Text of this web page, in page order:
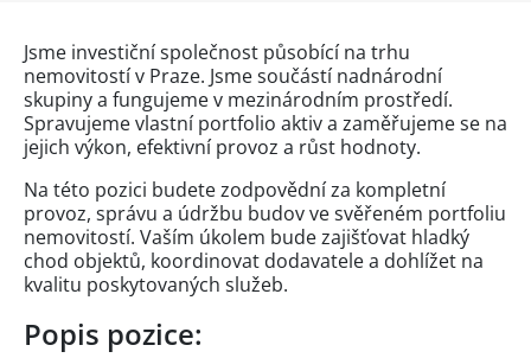
Jsme investiční společnost působící na trhu
nemovitostí v Praze. Jsme součástí nadnárodní
skupiny a fungujeme v mezinárodním prostředí.
Spravujeme vlastní portfolio aktiv a zaměřujeme se na
jejich výkon, efektivní provoz a růst hodnoty.
Na této pozici budete zodpovědní za kompletní
provoz, správu a údržbu budov ve svěřeném portfoliu
nemovitostí. Vaším úkolem bude zajišťovat hladký
chod objektů, koordinovat dodavatele a dohlížet na
kvalitu poskytovaných služeb.
Popis pozice: